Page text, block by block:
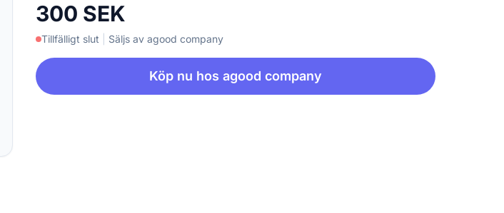
300 SEK
Tillfälligt slut Säljs av agood company
Köp nu hos agood company